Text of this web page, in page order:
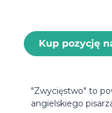
Kup pozycję
"Zwycięstwo" to
angielskiego